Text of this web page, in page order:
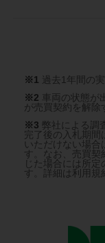
※1 過去1年間の
※2 車両の状態が
が売買契約を解除
※3 弊社による調
完了後の入札期間
いただけない場合
す。なお、売買契
じた場合には所定
す。詳細は利用規